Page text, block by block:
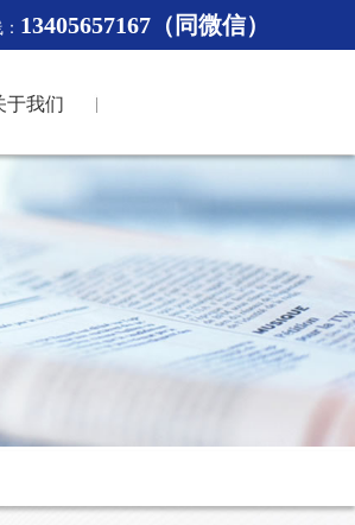
13405657167（同微信）
于我们